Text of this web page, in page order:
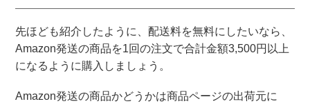
先ほども紹介したように、配送料を無料にしたいなら、
Amazon発送の商品を1回の注文で合計金額3,500円以上
になるように購入しましょう。
Amazon発送の商品かどうかは商品ページの出荷元に